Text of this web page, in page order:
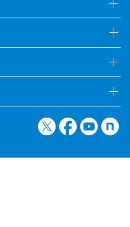
X（旧Twitter）
Facebook